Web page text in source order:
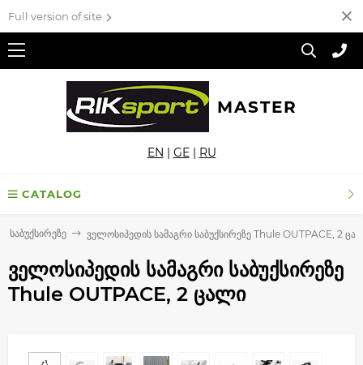
Full version of site
MASTER
EN | GE| RU
CATALOG
საბუქსირეზე ველოსიპედის სამაგრი საბუქსირეზე Thule OUTPACE, 2
ველოსიპედის სამაგრი საბუქსირეზე
Thule OUTPACE, 2 ცალი